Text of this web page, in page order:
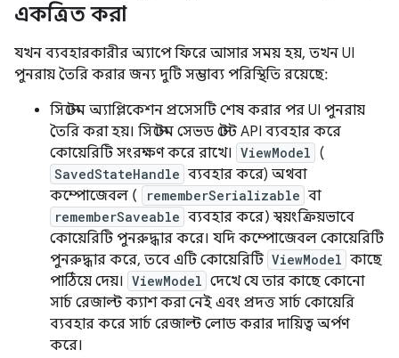
একত্রিত করা
যখন ব্যবহারকারীর অ্যাপে ফিরে আসার সময় হয়, তখন UI
পুনরায় তৈরি করার জন্য দুটি সম্ভাব্য পরিস্থিতি রয়েছে:
সিস্টেম অ্যাপ্লিকেশন প্রসেসটি শেষ করার পর UI পুনরায়
তৈরি করা হয়। সিস্টেম সেভড স্টেট API ব্যবহার করে
কোয়েরিটি সংরক্ষণ করে রাখে। ViewModel (
SavedStateHandle ব্যবহার করে) অথবা
কম্পোজেবল (
rememberSerializable বা
rememberSaveable ব্যবহার করে) স্বয়ংক্রিয়ভাবে
কোয়েরিটি পুনরুদ্ধার করে। যদি কম্পোজেবল কোয়েরিটি
পুনরুদ্ধার করে, তবে এটি কোয়েরিটি ViewModel কাছে
পাঠিয়ে দেয়। ViewModel দেখে যে তার কাছে কোনো
সার্চ রেজাল্ট ক্যাশ করা নেই এবং প্রদত্ত সার্চ কোয়েরি
ব্যবহার করে সার্চ রেজাল্ট লোড করার দায়িত্ব অর্পণ
করে।